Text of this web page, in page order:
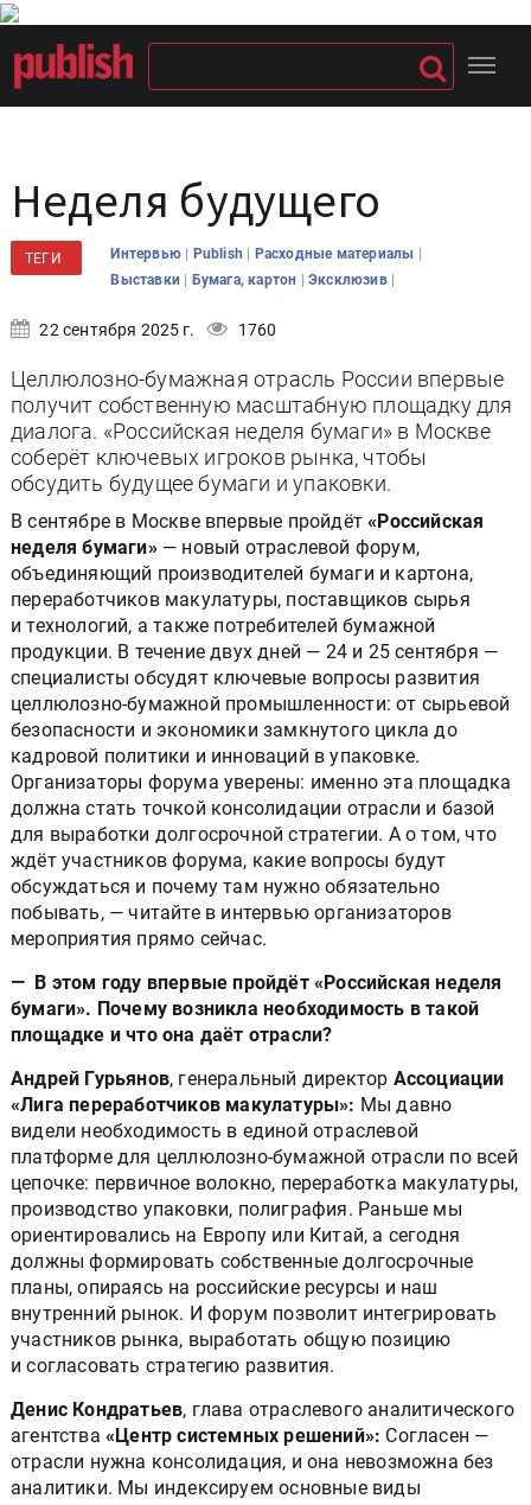
Неделя будущего
ТЕГИ Интервью | Publish | Расходные материалы |
Выставки | Бумага, картон |Эксклюзив |
22 сентября 2025 г. 1760
Целлюлозно-бумажная отрасль России впервые
получит собственную масштабную площадку для
диалога. «Российская неделя бумаги» в Москве
соберёт ключевых игроков рынка, чтобы
обсудить будущее бумаги и упаковки.
В сентябре в Москве впервые пройдёт«Российская
неделя бумаги»— новый отраслевой форум,
объединяющий производителей бумаги и картона,
переработчиков макулатуры, поставщиков сырья
и технологий, а также потребителей бумажной
продукции. В течение двух дней — 24 и 25 сентября —
специалисты обсудят ключевые вопросы развития
целлюлозно-бумажной промышленности: от сырьевой
безопасности и экономики замкнутого цикла до
кадровой политики и инноваций в упаковке.
Организаторы форума уверены: именно эта площадка
должна стать точкой консолидации отрасли и базой
для выработки долгосрочной стратегии. А о том, что
ждёт участников форума, какие вопросы будут
обсуждаться и почему там нужно обязательно
побывать, — читайте в интервью организаторов
мероприятия прямо сейчас.
— В этом году впервые пройдёт «Российская неделя
бумаги». Почему возникла необходимость в такой
площадке и что она даёт отрасли?
Андрей Гурьянов, генеральный директор Ассоциации
«Лига переработчиков макулатуры»: Мы давно
видели необходимость в единой отраслевой
платформе для целлюлозно-бумажной отрасли по всей
цепочке: первичное волокно, переработка макулатуры,
производство упаковки, полиграфия. Раньше мы
ориентировались на Европу или Китай, а сегодня
должны формировать собственные долгосрочные
планы, опираясь на российские ресурсы и наш
внутренний рынок. И форум позволит интегрировать
участников рынка, выработать общую позицию
и согласовать стратегию развития.
Денис Кондратьев, глава отраслевого аналитического
агентства «Центр системных решений»: Согласен —
отрасли нужна консолидация, и она невозможна без
аналитики. Мы индексируем основные виды